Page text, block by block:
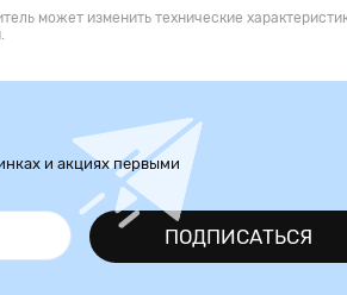
может изменить технические
и акциях первыми
ПОДПИСАТЬСЯ